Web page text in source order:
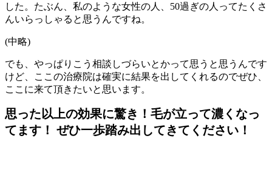
した。たぶん、私のような女性の人、50過ぎの人ってたくさ
んいらっしゃると思うんですね。
(中略)
でも、やっぱりこう相談しづらいとかって思うと思うんです
けど、ここの治療院は確実に結果を出してくれるのでぜひ、
ここに来て頂きたいと思います。
思った以上の効果に驚き！毛が立って濃くなっ
てます！ ぜひ一歩踏み出してきてください！